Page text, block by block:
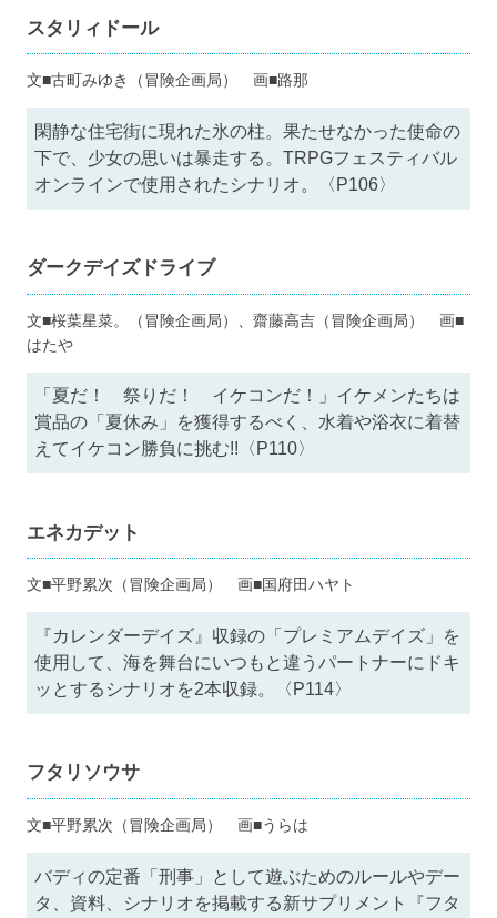
スタリィドール
文■古町みゆき（冒険企画局） 画■路那
閑静な住宅街に現れた氷の柱。果たせなかった使命の
下で、少女の思いは暴走する。TRPGフェスティバル
オンラインで使用されたシナリオ。〈P106〉
ダークデイズドライブ
文■桜葉星菜。（冒険企画局）、齋藤高吉（冒険企画局） 画■
はたや
「夏だ！ 祭りだ！ イケコンだ！」イケメンたちは
賞品の「夏休み」を獲得するべく、水着や浴衣に着替
えてイケコン勝負に挑む!!〈P110〉
エネカデット
文■平野累次（冒険企画局） 画■国府田ハヤト
『カレンダーデイズ』収録の「プレミアムデイズ」を
使用して、海を舞台にいつもと違うパートナーにドキ
ッとするシナリオを2本収録。〈P114〉
フタリソウサ
文■平野累次（冒険企画局） 画■うらは
バディの定番「刑事」として遊ぶためのルールやデー
タ、資料、シナリオを掲載する新サプリメント『フタ